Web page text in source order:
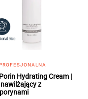
Hydrating Cream |
z